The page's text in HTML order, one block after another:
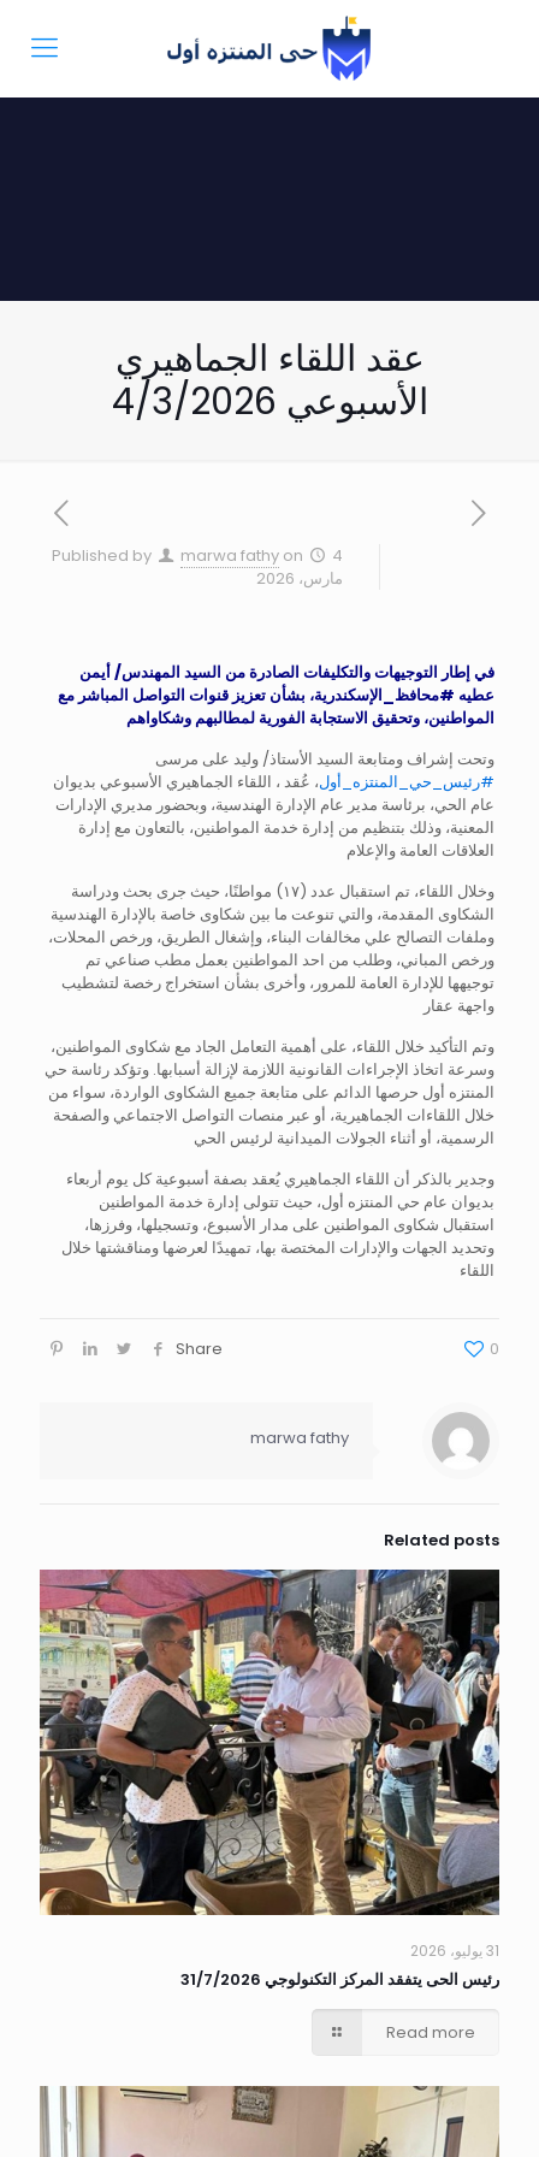
عقد اللقاء الجماهيري
الأسبوعي 4/3/2026
Published by marwa fathy on
4
مارس، 2026
في إطار التوجيهات والتكليفات الصادرة من السيد المهندس/ أيمن
عطيه #محافظ_الإسكندرية، بشأن تعزيز قنوات التواصل المباشر مع
المواطنين، وتحقيق الاستجابة الفورية لمطالبهم وشكاواهم
وتحت إشراف ومتابعة السيد الأستاذ/ وليد على مرسى
#رئيس_حي_المنتزه_أول، عُقد ، اللقاء الجماهيري الأسبوعي بديوان
عام الحي، برئاسة مدير عام الإدارة الهندسية، وبحضور مديري الإدارات
المعنية، وذلك بتنظيم من إدارة خدمة المواطنين، بالتعاون مع إدارة
العلاقات العامة والإعلام
وخلال اللقاء، تم استقبال عدد (١٧) مواطنًا، حيث جرى بحث ودراسة
الشكاوى المقدمة، والتي تنوعت ما بين شكاوى خاصة بالإدارة الهندسية
وملفات التصالح علي مخالفات البناء، وإشغال الطريق، ورخص المحلات،
ورخص المباني، وطلب من احد المواطنين بعمل مطب صناعي تم
توجيهها للإدارة العامة للمرور، وأخرى بشأن استخراج رخصة لتشطيب
واجهة عقار
وتم التأكيد خلال اللقاء، على أهمية التعامل الجاد مع شكاوى المواطنين،
وسرعة اتخاذ الإجراءات القانونية اللازمة لإزالة أسبابها. وتؤكد رئاسة حي
المنتزه أول حرصها الدائم على متابعة جميع الشكاوى الواردة، سواء من
خلال اللقاءات الجماهيرية، أو عبر منصات التواصل الاجتماعي والصفحة
الرسمية، أو أثناء الجولات الميدانية لرئيس الحي
وجدير بالذكر أن اللقاء الجماهيري يُعقد بصفة أسبوعية كل يوم أربعاء
بديوان عام حي المنتزه أول، حيث تتولى إدارة خدمة المواطنين
استقبال شكاوى المواطنين على مدار الأسبوع، وتسجيلها، وفرزها،
وتحديد الجهات والإدارات المختصة بها، تمهيدًا لعرضها ومناقشتها خلال
اللقاء
Share 0
marwa fathy
Related posts
31 يوليو، 2026
رئيس الحى يتفقد المركز التكنولوجي 31/7/2026
Read more